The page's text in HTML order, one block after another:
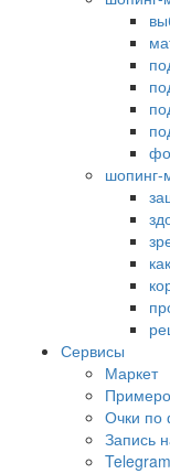
шопинг-
Сервисы
Маркет
Очки по
Запись
Telegram